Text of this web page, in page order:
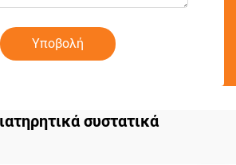
Υποβολή
συστατικά